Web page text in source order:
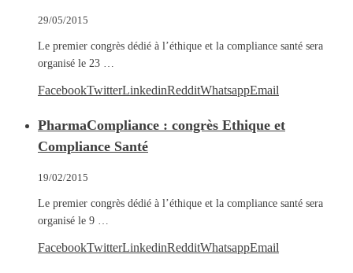
29/05/2015
Le premier congrès dédié à l’éthique et la compliance santé sera
organisé le 23 …
FacebookTwitterLinkedinRedditWhatsappEmail
PharmaCompliance : congrès Ethique et
Compliance Santé
19/02/2015
Le premier congrès dédié à l’éthique et la compliance santé sera
organisé le 9 …
FacebookTwitterLinkedinRedditWhatsappEmail